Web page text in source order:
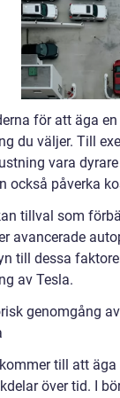
för att äga
du väljer. Till
vara
också påverka
tillval som
avancerade
till dessa
av Tesla.
genomgång
till att
över tid. I